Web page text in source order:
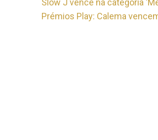
Slow J vence na categoria
Prémios Play: Calema